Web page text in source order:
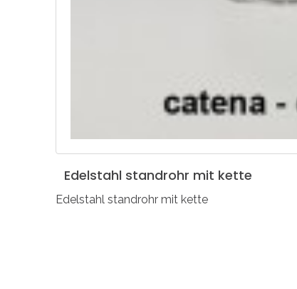
Edelstahl standrohr mit kette
Edelstahl standrohr mit kette